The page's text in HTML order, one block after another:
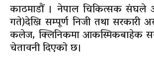
काठमाडौं । नेपाल चिकित्सक
गते)देखि सम्पूर्ण निजी तथा सरकारी
कलेज, क्लिनिकमा आकस्मिकबाहेक सबै
चेतावनी दिएको छ।